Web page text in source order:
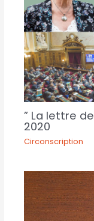
” La lettre
2020
Circonscription